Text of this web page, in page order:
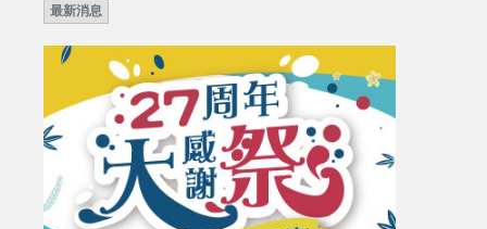
最新消息